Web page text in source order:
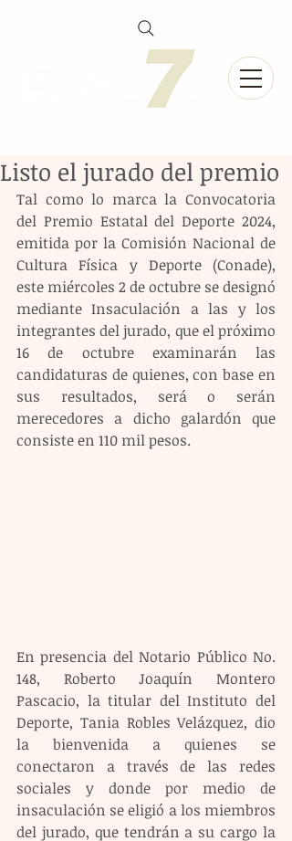
Listo el jurado del premio
Tal como lo marca la Convocatoria
del Premio Estatal del Deporte 2024,
emitida por la Comisión Nacional de
Cultura Física y Deporte (Conade),
este miércoles 2 de octubre se designó
mediante Insaculación a las y los
integrantes del jurado, que el próximo
16 de octubre examinarán las
candidaturas de quienes, con base en
sus resultados, será o serán
merecedores a dicho galardón que
consiste en 110 mil pesos.
En presencia del Notario Público No.
148, Roberto Joaquín Montero
Pascacio, la titular del Instituto del
Deporte, Tania Robles Velázquez, dio
la bienvenida a quienes se
conectaron a través de las redes
sociales y donde por medio de
insaculación se eligió a los miembros
del jurado, que tendrán a su cargo la